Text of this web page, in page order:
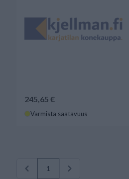
245,65 €
Varmista saatavuus
1